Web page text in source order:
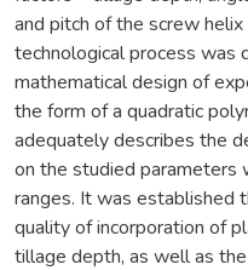
and pitch of the screw
technological process was
mathematical design of
the form of a quadratic
adequately describes the
on the studied parameters
ranges. It was established
quality of incorporation of
tillage depth, as well as